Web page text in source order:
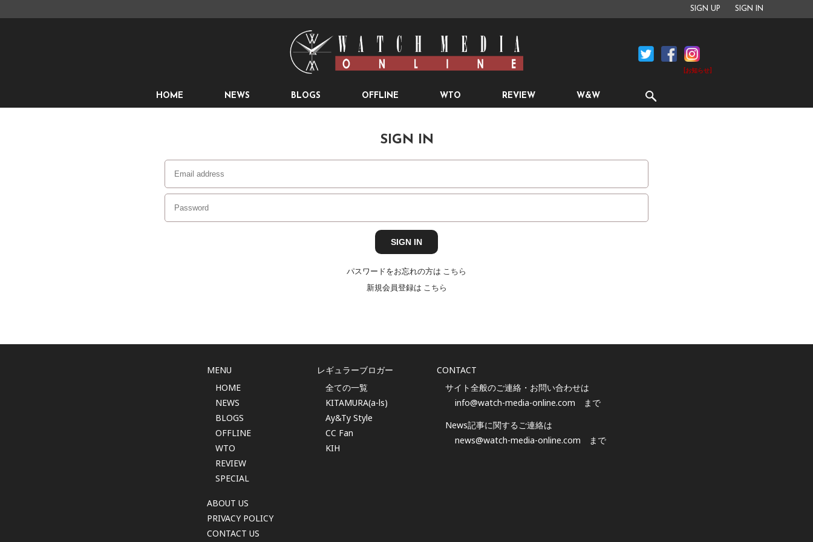
SIGN UP SIGN IN
[お知らせ]
HOME NEWS BLOGS OFFLINE WTO REVIEW W&W
SIGN IN
パスワードをお忘れの方は こちら
新規会員登録は こちら
MENU
HOME
NEWS
BLOGS
OFFLINE
WTO
REVIEW
SPECIAL
ABOUT US
PRIVACY POLICY
CONTACT US
レギュラーブロガー
全ての一覧
KITAMURA(a-ls)
Ay&Ty Style
CC Fan
KIH
CONTACT
サイト全般のご連絡・お問い合わせは
info@watch-media-online.com まで
News記事に関するご連絡は
news@watch-media-online.com まで